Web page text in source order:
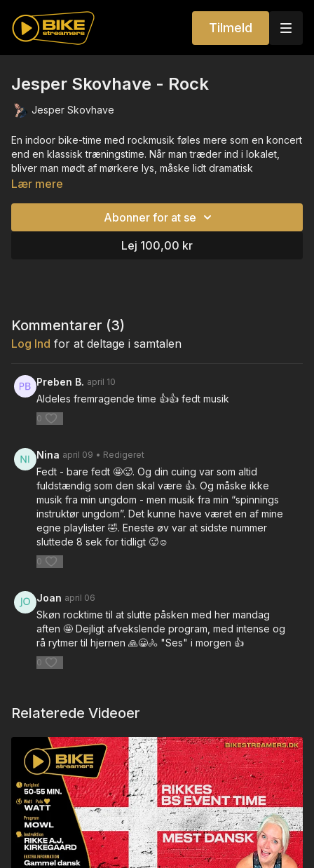
Tilmeld
Jesper Skovhave - Rock
Jesper Skovhave
En indoor bike-time med rockmusik føles mere som en koncert
end en klassisk træningstime. Når man træder ind i lokalet,
bliver man mødt af mørkere lys, måske lidt dramatisk
belysning, og en tung, pulserende lyd af guitar og trommer,
deltagerne gennem timen med samme intensitet, som hvis det
så meget over anstrengelsen, fordi man bliver revet med af
end mange andre holdtyper, og der er en særlig følelse af at
Stemningen i rummet bliver hurtigt intens, men også
fællesskabspræget. Selvom alle sidder på hver deres cykel,
opstår der en følelse af at være sammen om noget – lidt som
slutningen, falder tempoet, musikken bliver mere rolig, og man
får mulighed for at trække vejret dybere igen, mens kroppen
stadig summer af energi.
Lær mere
Abonner for at se
Lej 100,00 kr
Kommentarer (3)
Log Ind for at deltage i samtalen
Preben B. april 10
Aldeles fremragende time 👍👍 fedt musik
0
Nina april 09 • Redigeret
Fedt - bare fedt 🤩🥵. Og din cuing var som altid
fuldstændig som den skal være 👍. Og måske ikke
musik fra min ungdom - men musik fra min “spinnings
instruktør ungdom”. Det kunne have været en af mine
egne playlister 🤣. Eneste øv var at sidste nummer
sluttede 8 sek for tidligt 🥵☺️
0
Joan april 06
Skøn rocktime til at slutte påsken med her mandag
aften 🤩 Dejligt afvekslende program, med intense og
rå rytmer til hjernen 🙏😀🚴 "Ses" i morgen 👍
0
Relaterede Videoer